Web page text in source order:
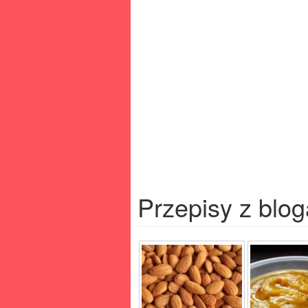
Przepisy z